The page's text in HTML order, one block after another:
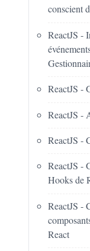
conscient
ReactJS -
ReactJS -
ReactJS -
ReactJS -
ReactJS -
Hooks de
ReactJS -
React